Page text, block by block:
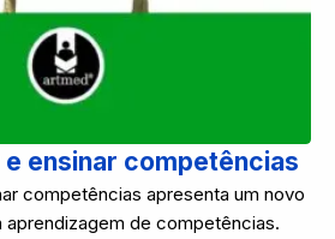
ensinar competências
competências apresenta um novo
aprendizagem de competências.